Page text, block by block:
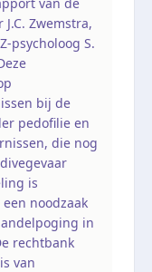
Zwemstra,
psycholoog S.
bij de
pedofilie en
die nog
is
noodzaak
in
rechtbank
van